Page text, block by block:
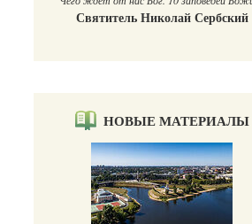
Святитель Николай Сербский
НОВЫЕ МАТЕРИАЛЫ